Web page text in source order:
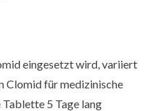
eingesetzt wird, variiert
Clomid für medizinische
5 Tage lang